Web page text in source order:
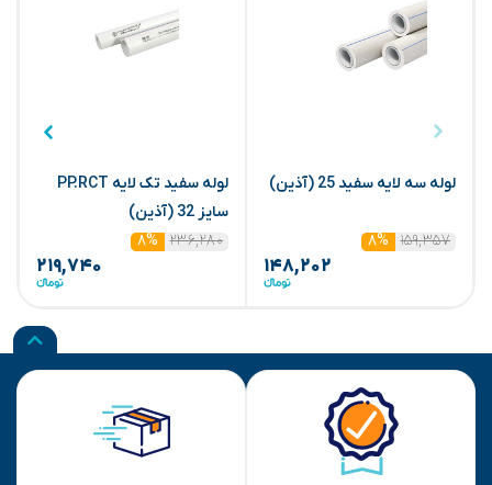
لوله سه لایه سفید 25 (آذین)
۱۵۹,۳۵۷ ۸%
۱۴۸,۲۰۲
لوله سفید تک لایه PP.RCT
سایز 32 (آذین)
۲۳۶,۲۸۰
۸%
۲۱۹,۷۴۰